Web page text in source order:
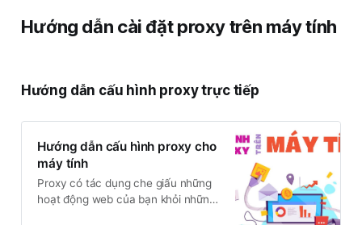
Hướng dẫn cài đặt proxy trên máy tính
Hướng dẫn cấu hình proxy trực tiếp
Hướng dẫn cấu hình proxy cho
máy tính
Proxy có tác dụng che giấu những
hoạt động web của bạn khỏi những